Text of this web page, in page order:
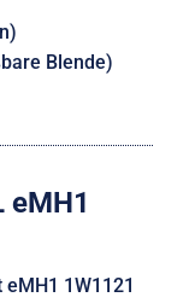
Blende)
eMH1
1W1121